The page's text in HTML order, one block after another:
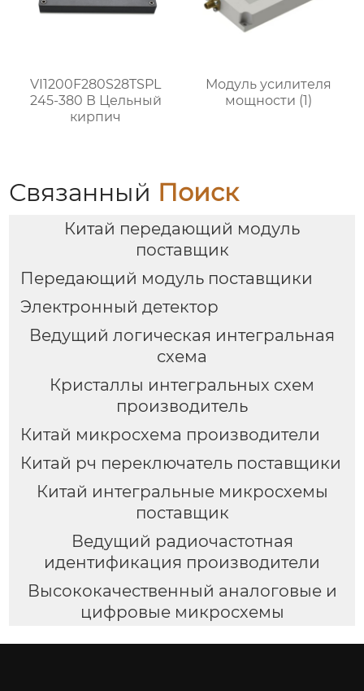
VI1200F280S28TSPL
245-380 В Цельный
кирпич
Модуль усилителя
мощности (1)
Связанный Поиск
Китай передающий модуль
поставщик
Передающий модуль поставщики
Электронный детектор
Ведущий логическая интегральная
схема
Кристаллы интегральных схем
производитель
Китай микросхема производители
Китай рч переключатель поставщики
Китай интегральные микросхемы
поставщик
Ведущий радиочастотная
идентификация производители
Высококачественный аналоговые и
цифровые микросхемы